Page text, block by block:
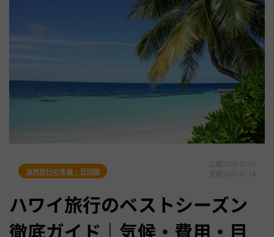
海外旅行の準備・豆知識
ハワイ旅行のベストシーズン
徹底ガイド｜気候・費用・目